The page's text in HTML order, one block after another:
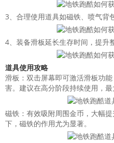
3、合理使用道具如磁铁、喷气背
4、装备滑板延长生存时间，提升
道具使用攻略
滑板：双击屏幕即可激活滑板功
害。建议在高分阶段持续使用，最
磁铁：有效吸附周围金币，大幅
下，磁铁的作用尤为显著。